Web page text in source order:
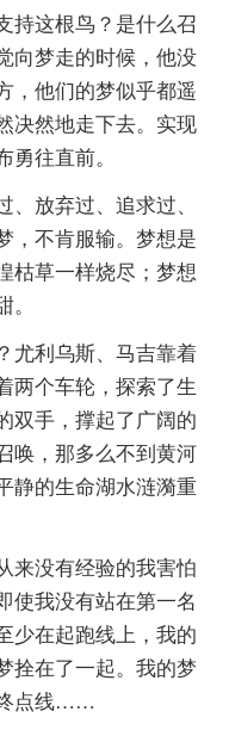
持这根鸟？是什么召
向梦走的时候，他没
，他们的梦似乎都遥
决然地走下去。实现
勇往直前。
、放弃过、追求过、
不肯服输。梦想是
枯草一样烧尽；梦想
。
尤利乌斯、马吉靠着
两个车轮，探索了生
双手，撑起了广阔的
，那多么不到黄河
静的生命湖水涟漪重
来没有经验的我害怕
使我没有站在第一名
少在起跑线上，我的
拴在了一起。我的梦
终点线……